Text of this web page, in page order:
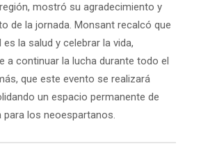
mostró su agradecimiento y
de la jornada. Monsant recalcó que
la salud y celebrar la vida,
a continuar la lucha durante todo el
que este evento se realizará
un espacio permanente de
para los neoespartanos.